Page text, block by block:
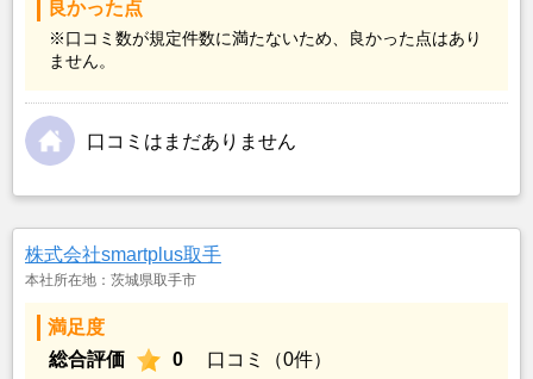
良かった点
※口コミ数が規定件数に満たないため、良かった点はあり
ません。
口コミはまだありません
株式会社smartplus取手
本社所在地：茨城県取手市
満足度
総合評価
0 口コミ（0件）